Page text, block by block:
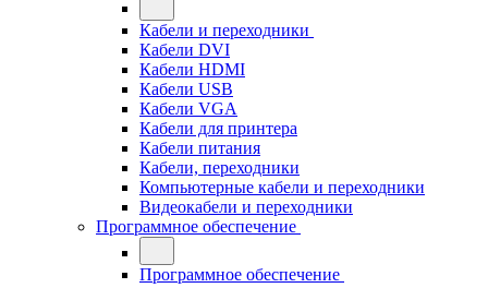
Кабели и переходники
Кабели DVI
Кабели HDMI
Кабели USB
Кабели VGA
Кабели для принтера
Кабели питания
Кабели, переходники
Компьютерные кабели и переходники
Видеокабели и переходники
Программное обеспечение
Программное обеспечение